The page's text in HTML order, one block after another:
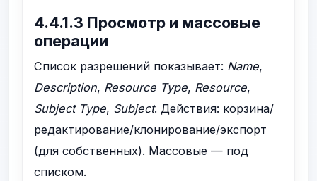
4.4.1.3 Просмотр и массовые
операции
Список разрешений показывает: Name,
Description, Resource Type, Resource,
Subject Type, Subject. Действия: корзина/
редактирование/клонирование/экспорт
(для собственных). Массовые — под
списком.